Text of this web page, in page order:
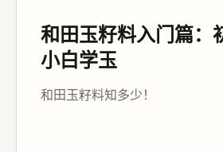
和田玉籽料入门篇：
小白学玉
和田玉籽料知多少！